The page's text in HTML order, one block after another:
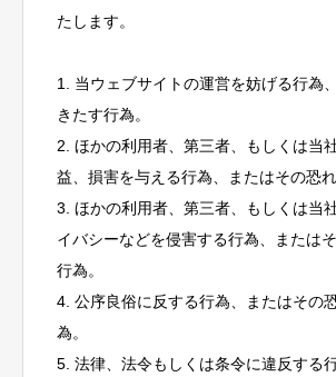
たします。
1. 当ウェブサイトの運営を妨げる行為
きたす行為。
2. ほかの利用者、第三者、もしくは当
益、損害を与える行為、またはその恐れ
3. ほかの利用者、第三者、もしくは当
イバシーなどを侵害する行為、または
行為。
4. 公序良俗に反する行為、またはその
為。
5. 法律、法令もしくは条令に違反する